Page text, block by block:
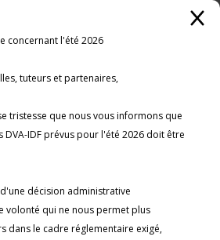
Photos de séjours
09 87 67 92 35
concernant l'été 2026
tuteurs et partenaires,
tristesse que nous vous informons que
IDF prévus pour l'été 2026 doit être
décision administrative
volonté qui ne nous permet plus
dans le cadre réglementaire exigé,